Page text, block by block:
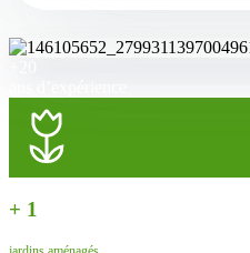
+ 1